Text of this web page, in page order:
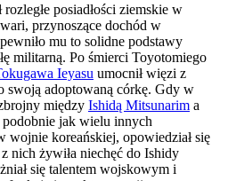
posiadłości ziemskie w
przynoszące dochód w
mu to solidne podstawy
militarną. Po śmierci Toyotomiego
Ieyasu umocnił więzi z
swoją adoptowaną córkę. Gdy w
między Ishidą Mitsunarim a
jak wielu innych
koreańskiej, opowiedział się
nich żywiła niechęć do Ishidy
się talentem wojskowym i